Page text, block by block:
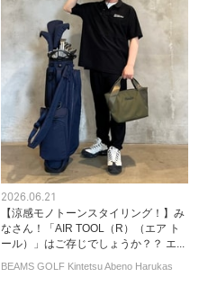
2026.06.21
【涼感モノトーンスタイリング！】み
なさん！「AIR TOOL（R）（エア ト
ール）」はご存じでしょうか？？ エ...
BEAMS GOLF Kintetsu Abeno Harukas